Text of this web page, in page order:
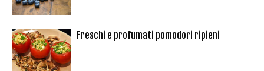
Freschi e profumati pomodori ripieni